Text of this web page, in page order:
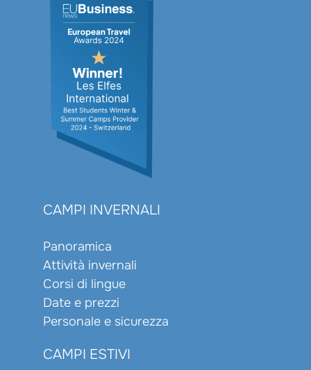
CAMPI INVERNALI
Panoramica
Attività invernali
Corsi di lingue
Date e prezzi
Personale e sicurezza
CAMPI ESTIVI